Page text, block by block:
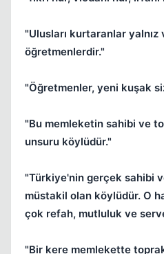
"Ulusları kurtaranlar yalnız
öğretmenlerdir."
"Öğretmenler, yeni kuşak
"Bu memleketin sahibi ve
unsuru köylüdür."
"Türkiye'nin gerçek sahibi
müstakil olan köylüdür. O
çok refah, mutluluk ve
"Bir kere memlekette